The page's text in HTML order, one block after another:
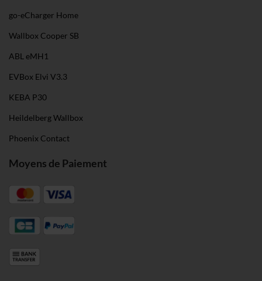
go-eCharger Home
Wallbox Cooper SB
ABL eMH1
EVBox Elvi V3.3
KEBA P30
Heildelberg Wallbox
Phoenix Contact
Moyens de Paiement